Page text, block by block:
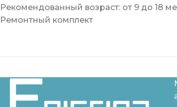
Рекомендованный возраст: от 9 до 18
Ремонтный комплект